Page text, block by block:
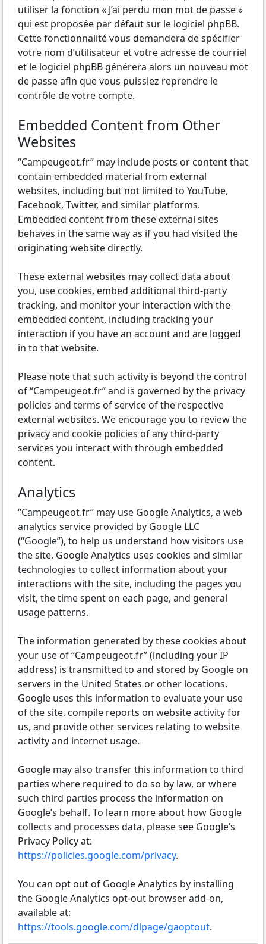
utiliser la fonction « J’ai perdu mon mot de passe »
qui est proposée par défaut sur le logiciel phpBB.
Cette fonctionnalité vous demandera de spécifier
votre nom d’utilisateur et votre adresse de courriel
et le logiciel phpBB générera alors un nouveau mot
de passe afin que vous puissiez reprendre le
contrôle de votre compte.
Embedded Content from Other
Websites
“Campeugeot.fr” may include posts or content that
contain embedded material from external
websites, including but not limited to YouTube,
Facebook, Twitter, and similar platforms.
Embedded content from these external sites
behaves in the same way as if you had visited the
originating website directly.
These external websites may collect data about
you, use cookies, embed additional third-party
tracking, and monitor your interaction with the
embedded content, including tracking your
interaction if you have an account and are logged
in to that website.
Please note that such activity is beyond the control
of “Campeugeot.fr” and is governed by the privacy
policies and terms of service of the respective
external websites. We encourage you to review the
privacy and cookie policies of any third-party
services you interact with through embedded
content.
Analytics
“Campeugeot.fr” may use Google Analytics, a web
analytics service provided by Google LLC
(“Google”), to help us understand how visitors use
the site. Google Analytics uses cookies and similar
technologies to collect information about your
interactions with the site, including the pages you
visit, the time spent on each page, and general
usage patterns.
The information generated by these cookies about
your use of “Campeugeot.fr” (including your IP
address) is transmitted to and stored by Google on
servers in the United States or other locations.
Google uses this information to evaluate your use
of the site, compile reports on website activity for
us, and provide other services relating to website
activity and internet usage.
Google may also transfer this information to third
parties where required to do so by law, or where
such third parties process the information on
Google’s behalf. To learn more about how Google
collects and processes data, please see Google’s
Privacy Policy at:
https://policies.google.com/privacy.
You can opt out of Google Analytics by installing
the Google Analytics opt-out browser add-on,
available at:
https://tools.google.com/dlpage/gaoptout.